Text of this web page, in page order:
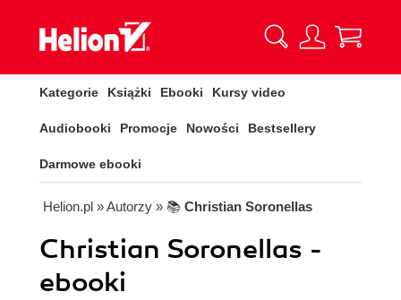
Kategorie Książki Ebooki Kursy video
Audiobooki Promocje Nowości Bestsellery
Darmowe ebooki
Helion.pl » Autorzy » 📚 Christian Soronellas
Christian Soronellas -
ebooki